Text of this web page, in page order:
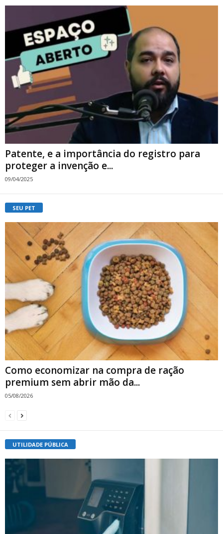
Patente, e a importância do registro para
proteger a invenção e...
09/04/2025
SEU PET
Como economizar na compra de ração
premium sem abrir mão da...
05/08/2026
UTILIDADE PÚBLICA